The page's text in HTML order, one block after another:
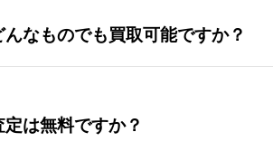
んなものでも買取可能ですか？
定は無料ですか？